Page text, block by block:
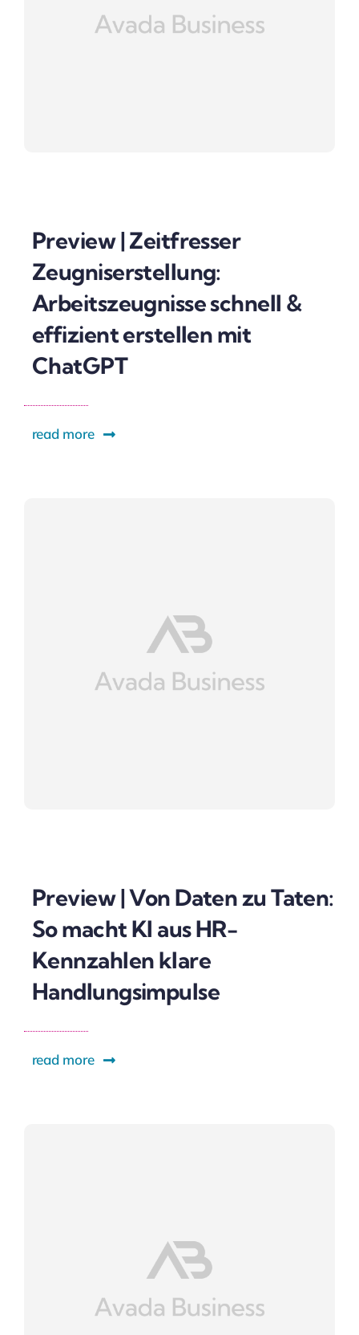
Preview | Zeitfresser
Zeugniserstellung:
Arbeitszeugnisse schnell &
effizient erstellen mit
ChatGPT
read more
Preview | Von Daten zu Taten:
So macht KI aus HR-
Kennzahlen klare
Handlungsimpulse
read more